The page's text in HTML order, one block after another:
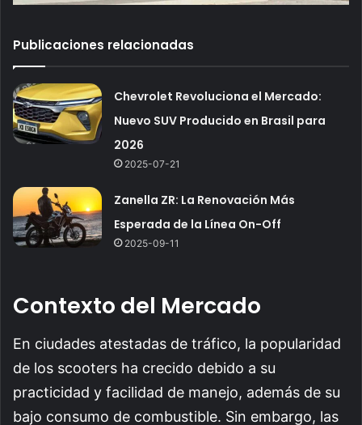
Publicaciones relacionadas
Chevrolet Revoluciona el Mercado:
Nuevo SUV Producido en Brasil para
2026
2025-07-21
Zanella ZR: La Renovación Más
Esperada de la Línea On-Off
2025-09-11
Contexto del Mercado
En ciudades atestadas de tráfico, la popularidad
de los scooters ha crecido debido a su
practicidad y facilidad de manejo, además de su
bajo consumo de combustible. Sin embargo, las